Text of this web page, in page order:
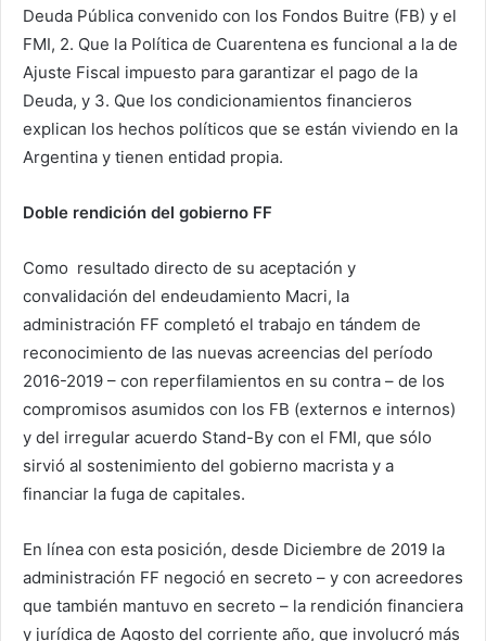
Deuda Pública convenido con los Fondos Buitre (FB) y el
FMI, 2. Que la Política de Cuarentena es funcional a la de
Ajuste Fiscal impuesto para garantizar el pago de la
Deuda, y 3. Que los condicionamientos financieros
explican los hechos políticos que se están viviendo en la
Argentina y tienen entidad propia.
Doble rendición del gobierno FF
Como resultado directo de su aceptación y
convalidación del endeudamiento Macri, la
administración FF completó el trabajo en tándem de
reconocimiento de las nuevas acreencias del período
2016-2019 – con reperfilamientos en su contra – de los
compromisos asumidos con los FB (externos e internos)
y del irregular acuerdo Stand-By con el FMI, que sólo
sirvió al sostenimiento del gobierno macrista y a
financiar la fuga de capitales.
En línea con esta posición, desde Diciembre de 2019 la
administración FF negoció en secreto – y con acreedores
que también mantuvo en secreto – la rendición financiera
y jurídica de Agosto del corriente año, que involucró más